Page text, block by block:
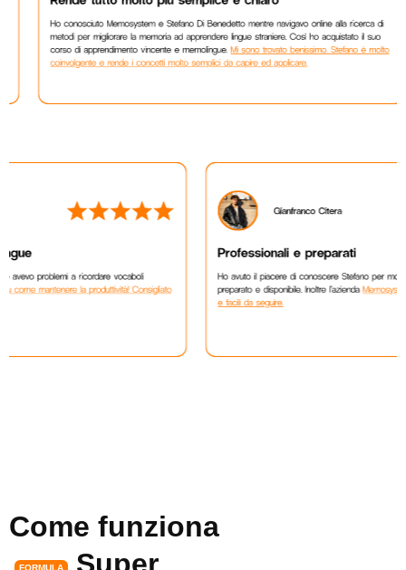
Come funziona
FORMULA